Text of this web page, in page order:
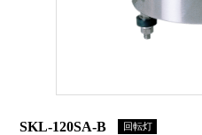
SKL-120SA-B 回転灯